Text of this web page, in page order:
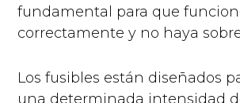
fundamental para que
correctamente y no haya
Los fusibles están diseñados
una determinada intensidad